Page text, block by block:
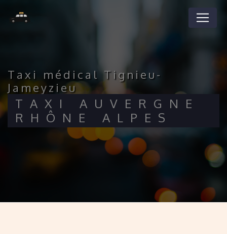
taxi médical Tignieu-
Jameyzieu
TAXI AUVERGNE
RHÔNE ALPES